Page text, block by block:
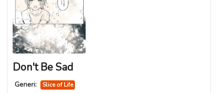
Don't Be Sad
Generi: Slice of Life